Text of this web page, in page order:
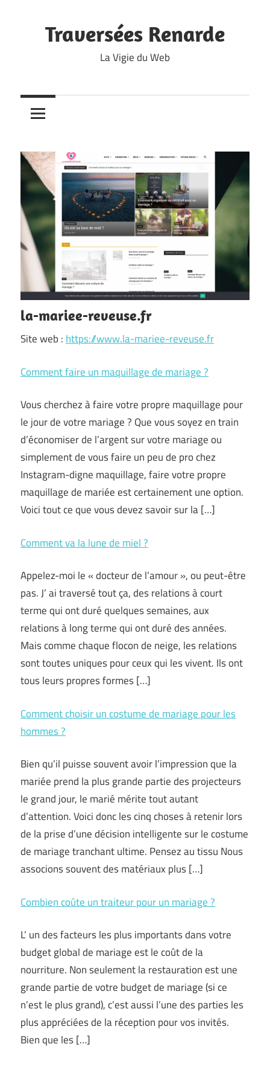
contentTraversées Renarde
La Vigie du Web
la-mariee-reveuse.fr
Site web : https://www.la-mariee-reveuse.fr
Comment faire un maquillage de mariage ?
Vous cherchez à faire votre propre maquillage pour
le jour de votre mariage ? Que vous soyez en train
d’économiser de l’argent sur votre mariage ou
simplement de vous faire un peu de pro chez
Instagram-digne maquillage, faire votre propre
maquillage de mariée est certainement une option.
Voici tout ce que vous devez savoir sur la […]
Comment va la lune de miel ?
Appelez-moi le « docteur de l’amour », ou peut-être
pas. J’ ai traversé tout ça, des relations à court
terme qui ont duré quelques semaines, aux
relations à long terme qui ont duré des années.
Mais comme chaque flocon de neige, les relations
sont toutes uniques pour ceux qui les vivent. Ils ont
tous leurs propres formes […]
Comment choisir un costume de mariage pour les
hommes ?
Bien qu’il puisse souvent avoir l’impression que la
mariée prend la plus grande partie des projecteurs
le grand jour, le marié mérite tout autant
d’attention. Voici donc les cinq choses à retenir lors
de la prise d’une décision intelligente sur le costume
de mariage tranchant ultime. Pensez au tissu Nous
associons souvent des matériaux plus […]
Combien coûte un traiteur pour un mariage ?
L’ un des facteurs les plus importants dans votre
budget global de mariage est le coût de la
nourriture. Non seulement la restauration est une
grande partie de votre budget de mariage (si ce
n’est le plus grand), c’est aussi l’une des parties les
plus appréciées de la réception pour vos invités.
Bien que les […]